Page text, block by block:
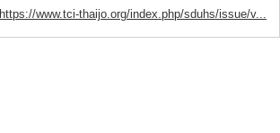
https://www.tci-thaijo.org/index.php/sduhs/issue/v...